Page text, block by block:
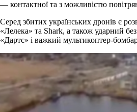
— контактної та з можливістю
Серед збитих українських дронів є
«Лелека» та Shark, а також ударний
«Дартс» і важкий мультикоптер-